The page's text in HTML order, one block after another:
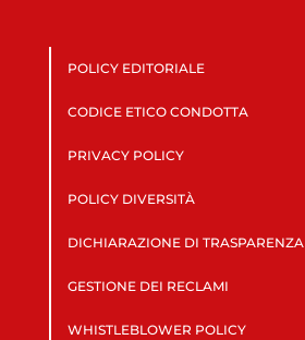
POLICY EDITORIALE
CODICE ETICO CONDOTTA
PRIVACY POLICY
POLICY DIVERSITÀ
DICHIARAZIONE DI TRASPARENZA
GESTIONE DEI RECLAMI
WHISTLEBLOWER POLICY